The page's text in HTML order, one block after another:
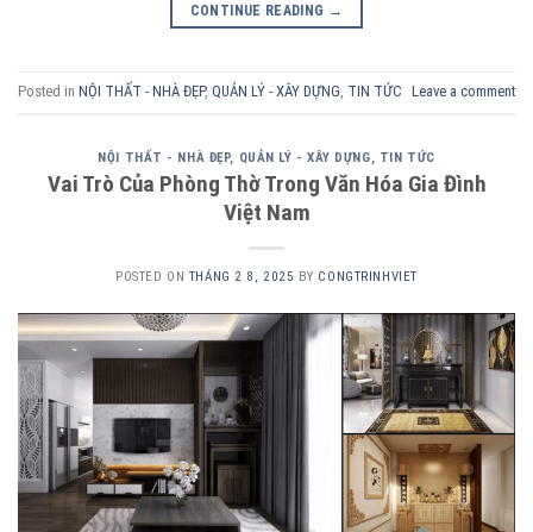
CONTINUE READING →
Posted in NỘI THẤT - NHÀ ĐẸP, QUẢN LÝ - XÂY DỰNG, TIN TỨC Leave a comment
NỘI THẤT - NHÀ ĐẸP, QUẢN LÝ - XÂY DỰNG, TIN TỨC
Vai Trò Của Phòng Thờ Trong Văn Hóa Gia Đình
Việt Nam
POSTED ON THÁNG 2 8, 2025 BY CONGTRINHVIET